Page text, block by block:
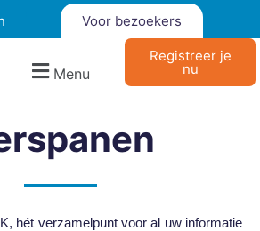
Voor bezoekers
Menu
Registreer je
nu
hét verzamelpunt voor al uw informatie